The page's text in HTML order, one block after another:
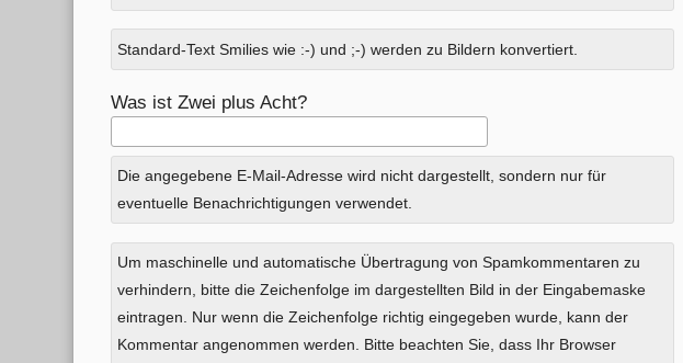
Standard-Text Smilies wie :-) und ;-) werden zu Bildern konvertiert.
Was ist Zwei plus Acht?
Die angegebene E-Mail-Adresse wird nicht dargestellt, sondern nur für
eventuelle Benachrichtigungen verwendet.
Um maschinelle und automatische Übertragung von Spamkommentaren zu
verhindern, bitte die Zeichenfolge im dargestellten Bild in der Eingabemaske
eintragen. Nur wenn die Zeichenfolge richtig eingegeben wurde, kann der
Kommentar angenommen werden. Bitte beachten Sie, dass Ihr Browser